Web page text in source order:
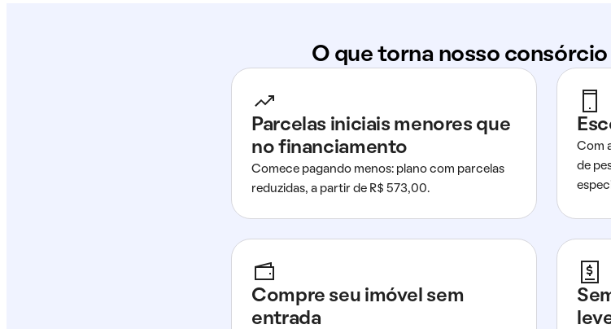
O que torna nosso
Parcelas iniciais menores que
no financiamento
Comece pagando menos: plano com parcelas
reduzidas, a partir de R$ 573,00.
Com
de
Compre seu imóvel sem
entrada